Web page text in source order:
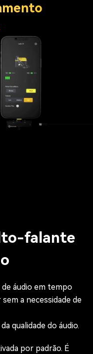
falante
áudio em tempo
a necessidade de
qualidade do áudio.
por padrão. É